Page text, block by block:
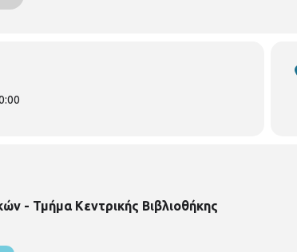
- Τμήμα Κεντρικής Βιβλιοθήκης